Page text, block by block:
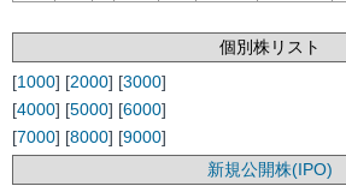
個別株リスト
[1000] [2000] [3000]
[4000] [5000] [6000]
[7000] [8000] [9000]
新規公開株(IPO)